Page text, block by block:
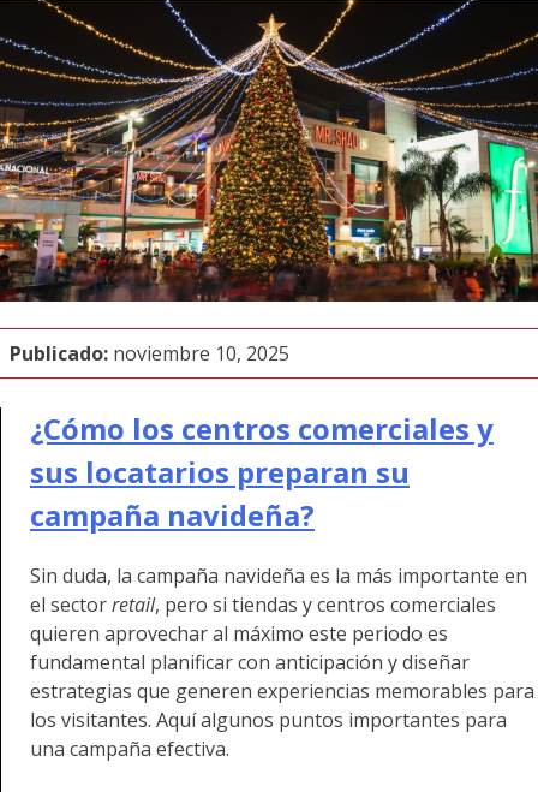
Publicado: noviembre 10, 2025
¿Cómo los centros comerciales y
sus locatarios preparan su
campaña navideña?
Sin duda, la campaña navideña es la más importante en
el sectorretail, pero si tiendas y centros comerciales
quieren aprovechar al máximo este periodo es
fundamental planificar con anticipación y diseñar
estrategias que generen experiencias memorables para
los visitantes. Aquí algunos puntos importantes para
una campaña efectiva.